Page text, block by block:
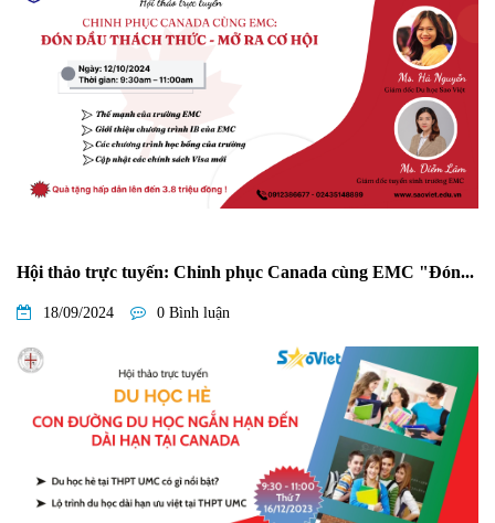
Hội thảo trực tuyến: Chinh phục Canada cùng EMC "Đón...
18/09/2024 0 Bình luận